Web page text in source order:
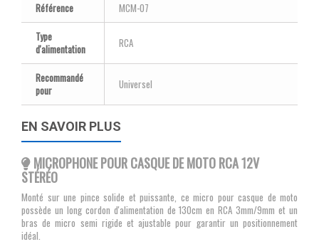
Référence
MCM-07
Type
d'alimentation
RCA
Recommandé
pour
Universel
EN SAVOIR PLUS
MICROPHONE POUR CASQUE DE MOTO RCA 12V
STÉRÉO
Monté sur une pince solide et puissante, ce micro pour casque de moto
possède un long cordon d'alimentation de 130cm en RCA 3mm/9mm et un
bras de micro semi rigide et ajustable pour garantir un positionnement
idéal.